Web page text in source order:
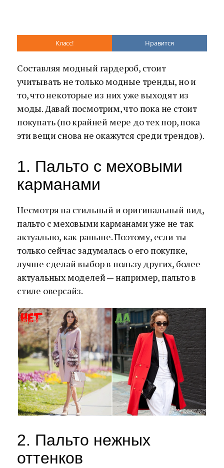
Класс! Нравится
Составляя модный гардероб, стоит
учитывать не только модные тренды, но и
то, что некоторые из них уже выходят из
моды. Давай посмотрим, что пока не стоит
покупать (по крайней мере до тех пор, пока
эти вещи снова не окажутся среди трендов).
1. Пальто с меховыми
карманами
Несмотря на стильный и оригинальный вид,
пальто с меховыми карманами уже не так
актуально, как раньше. Поэтому, если ты
только сейчас задумалась о его покупке,
лучше сделай выбор в пользу других, более
актуальных моделей — например, пальто в
стиле оверсайз.
2. Пальто нежных
оттенков